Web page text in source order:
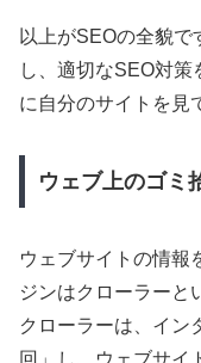
以上がSEOの全貌で
し、適切なSEO対
に自分のサイトを見
ウェブ上のゴミ
ウェブサイトの情報
ジンはクローラーと
クローラーは、イン
回」し、ウェブサイ